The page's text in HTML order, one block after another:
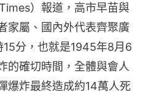
）報道，高市早苗與
家屬、國內外代表齊聚廣
分，也就是1945年8月6
的確切時間，全體與會人
爆​​炸最終造成約14萬人死